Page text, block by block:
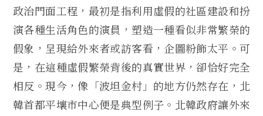
政治門面工程，最初是指利用虛假的社區建設和扮
演各種生活角色的演員，塑造一種看似非常繁榮的
假象，呈現給外來者或訪客看，企圖粉飾太平。可
是，在這種虛假繁榮背後的真實世界，卻恰好完全
相反。現今，像「波坦金村」的地方仍然存在，北
韓首都平壤市中心便是典型例子。北韓政府讓外來